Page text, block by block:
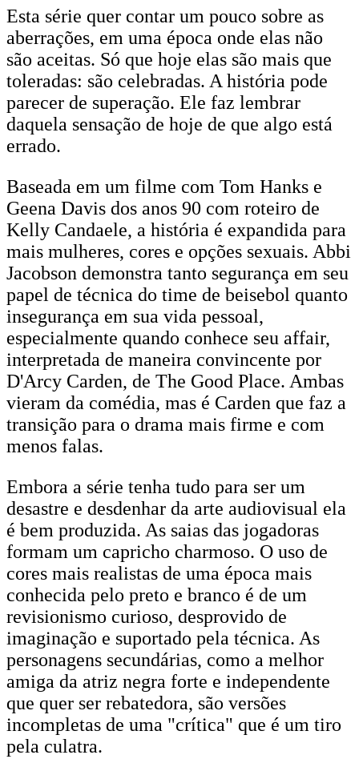
Esta série quer contar um pouco sobre as
aberrações, em uma época onde elas não
são aceitas. Só que hoje elas são mais que
toleradas: são celebradas. A história pode
parecer de superação. Ele faz lembrar
daquela sensação de hoje de que algo está
errado.
Baseada em um filme com Tom Hanks e
Geena Davis dos anos 90 com roteiro de
Kelly Candaele, a história é expandida para
mais mulheres, cores e opções sexuais. Abbi
Jacobson demonstra tanto segurança em seu
papel de técnica do time de beisebol quanto
insegurança em sua vida pessoal,
especialmente quando conhece seu affair,
interpretada de maneira convincente por
D'Arcy Carden, de The Good Place. Ambas
vieram da comédia, mas é Carden que faz a
transição para o drama mais firme e com
menos falas.
Embora a série tenha tudo para ser um
desastre e desdenhar da arte audiovisual ela
é bem produzida. As saias das jogadoras
formam um capricho charmoso. O uso de
cores mais realistas de uma época mais
conhecida pelo preto e branco é de um
revisionismo curioso, desprovido de
imaginação e suportado pela técnica. As
personagens secundárias, como a melhor
amiga da atriz negra forte e independente
que quer ser rebatedora, são versões
incompletas de uma "crítica" que é um tiro
pela culatra.